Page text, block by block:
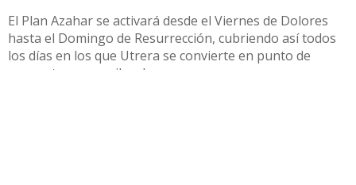
El Plan Azahar se activará desde el Viernes de Dolores
hasta el Domingo de Resurrección, cubriendo así todos
los días en los que Utrera se convierte en punto de
encuentro para miles de personas.